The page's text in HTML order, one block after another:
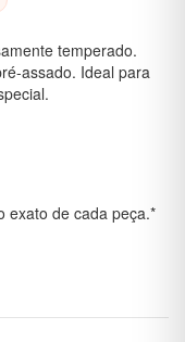
temperado.
assado. Ideal para
exato de cada peça.*